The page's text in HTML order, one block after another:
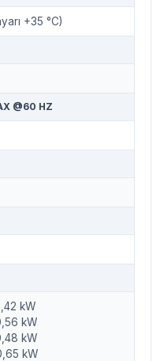
+35 °C)
@60 HZ
kW
kW
kW
kW